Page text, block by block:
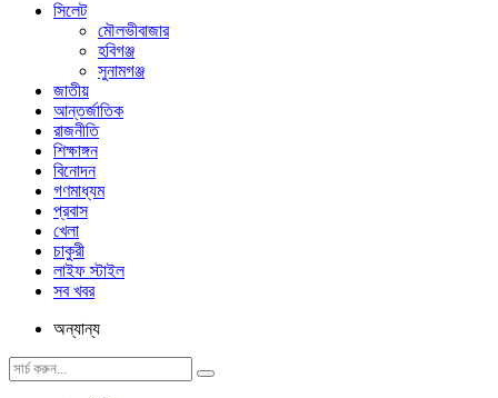
সিলেট
মৌলভীবাজার
হবিগঞ্জ
সুনামগঞ্জ
জাতীয়
আন্তর্জাতিক
রাজনীতি
শিক্ষাঙ্গন
বিনোদন
গণমাধ্যম
প্রবাস
খেলা
চাকুরী
লাইফ স্টাইল
সব খবর
অন্যান্য